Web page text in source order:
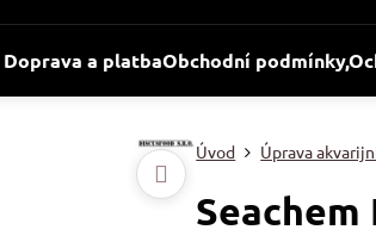
Doprava a platbaObchodní
Úvod Úprava
Seachem